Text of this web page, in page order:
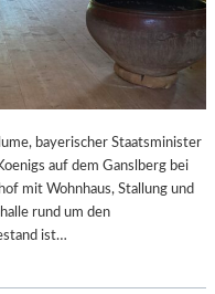
bayerischer Staatsminister
auf dem Ganslberg bei
mit Wohnhaus, Stallung und
rund um den
ist…